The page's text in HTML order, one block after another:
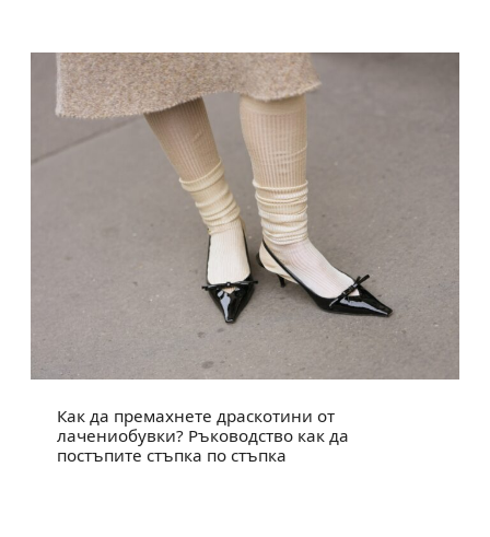
Как да премахнете драскотини от
лачениобувки? Ръководство как да
постъпите стъпка по стъпка